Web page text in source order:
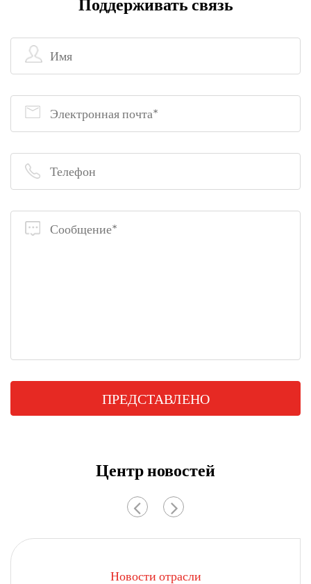
«Технологические инновации и технологии, ориентированные на
услуги в обмен на доверие наших уважаемых клиентов.
ПРЕДСТАВЛЕНО
Центр новостей
Новости отрасли